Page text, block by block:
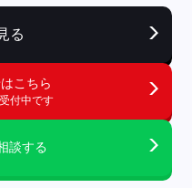
る
こちら
付中です
談する